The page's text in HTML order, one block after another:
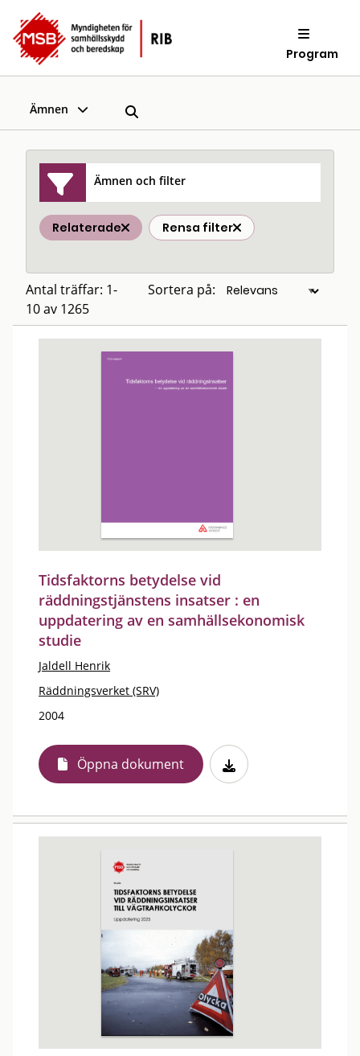
Program
Ämnen
Ämnen och filter
Relaterade Rensa filter
Antal träffar: 1-
10 av 1265
Sortera på:
Tidsfaktorns betydelse vid
räddningstjänstens insatser : en
uppdatering av en samhällsekonomisk
studie
Jaldell Henrik
Räddningsverket (SRV)
2004
Öppna dokument